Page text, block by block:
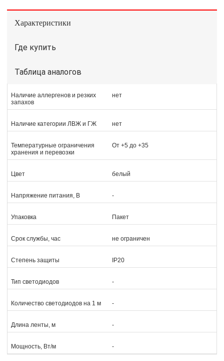
Характеристики
Где купить
Таблица аналогов
Наличие аллергенов и резких
запахов
нет
Наличие категории ЛВЖ и ГЖ нет
Температурные ограничения
хранения и перевозки
От +5 до +35
Цвет белый
Напряжение питания, В -
Упаковка Пакет
Срок службы, час не ограничен
Степень защиты IP20
Тип светодиодов -
Количество светодиодов на 1 м -
Длина ленты, м -
Мощность, Вт/м -